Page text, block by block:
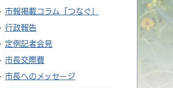
市報掲載コラム「つなぐ」
行政報告
定例記者会見
市長交際費
市長へのメッセージ